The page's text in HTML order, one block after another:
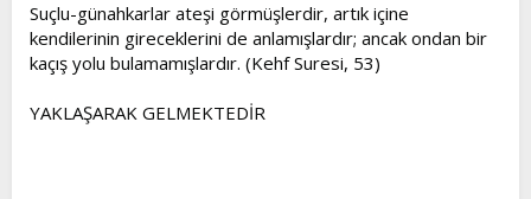
Suçlu-günahkarlar ateşi görmüşlerdir, artık içine
kendilerinin gireceklerini de anlamışlardır; ancak ondan bir
kaçış yolu bulamamışlardır. (Kehf Suresi, 53)
YAKLAŞARAK GELMEKTEDİR